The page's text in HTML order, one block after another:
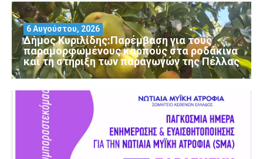
Δήμος Κυριλίδης:Παρέμβαση για τους
παραμορφωμένους καρπούς στα ροδάκινα
και τη στήριξη των παραγωγών της Πέλλας
6 Αυγούστου, 2026